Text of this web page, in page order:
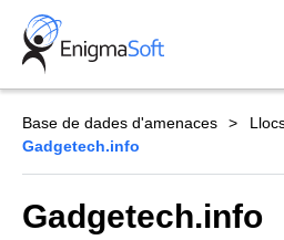
Skip
content
Base de dades d'amenaces
Gadgetech.info
Gadgetech.info